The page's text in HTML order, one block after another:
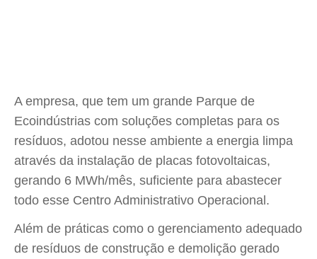
A empresa, que tem um grande Parque de
Ecoindústrias com soluções completas para os
resíduos, adotou nesse ambiente a energia limpa
através da instalação de placas fotovoltaicas,
gerando 6 MWh/mês, suficiente para abastecer
todo esse Centro Administrativo Operacional.
Além de práticas como o gerenciamento adequado
de resíduos de construção e demolição gerado